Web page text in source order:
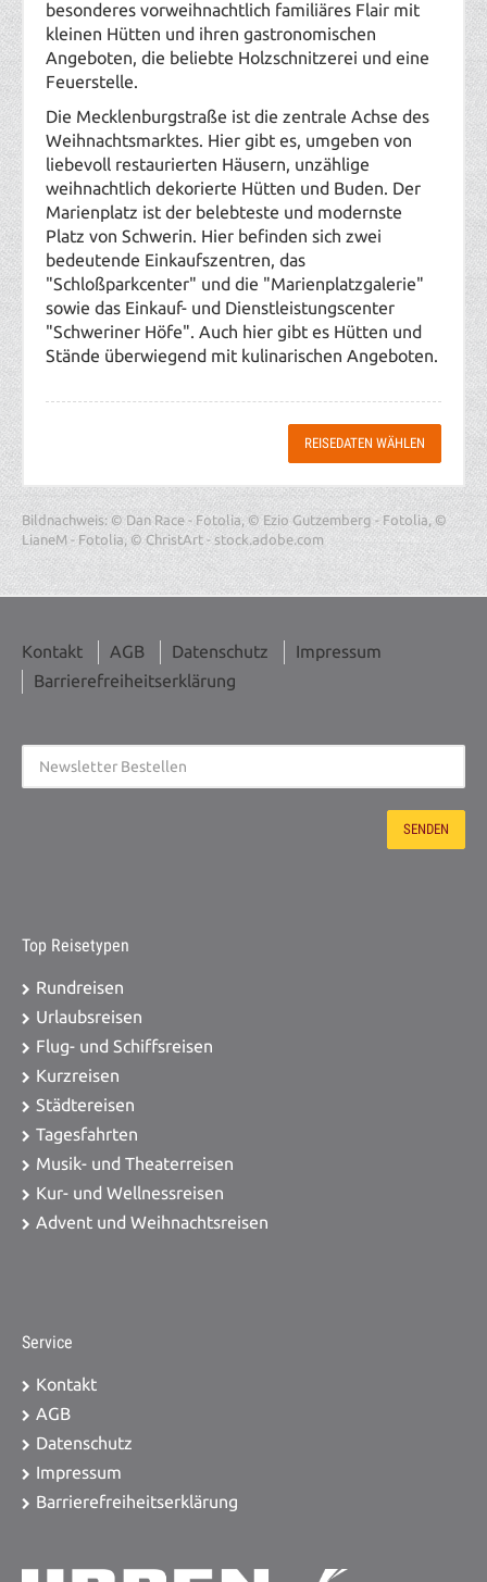
besonderes vorweihnachtlich familiäres Flair mit
kleinen Hütten und ihren gastronomischen
Angeboten, die beliebte Holzschnitzerei und eine
Feuerstelle.
Die Mecklenburgstraße ist die zentrale Achse des
Weihnachtsmarktes. Hier gibt es, umgeben von
liebevoll restaurierten Häusern, unzählige
weihnachtlich dekorierte Hütten und Buden. Der
Marienplatz ist der belebteste und modernste
Platz von Schwerin. Hier befinden sich zwei
bedeutende Einkaufszentren, das
"Schloßparkcenter" und die "Marienplatzgalerie"
sowie das Einkauf- und Dienstleistungscenter
"Schweriner Höfe". Auch hier gibt es Hütten und
Stände überwiegend mit kulinarischen Angeboten.
REISEDATEN WÄHLEN
Bildnachweis: © Dan Race - Fotolia, © Ezio Gutzemberg - Fotolia, ©
LianeM - Fotolia, © ChristArt - stock.adobe.com
Kontakt AGB Datenschutz
Impressum
Barrierefreiheitserklärung
Top Reisetypen
Rundreisen
Urlaubsreisen
Flug- und Schiffsreisen
Kurzreisen
Städtereisen
Tagesfahrten
Musik- und Theaterreisen
Kur- und Wellnessreisen
Advent und Weihnachtsreisen
Service
Kontakt
AGB
Datenschutz
Impressum
Barrierefreiheitserklärung